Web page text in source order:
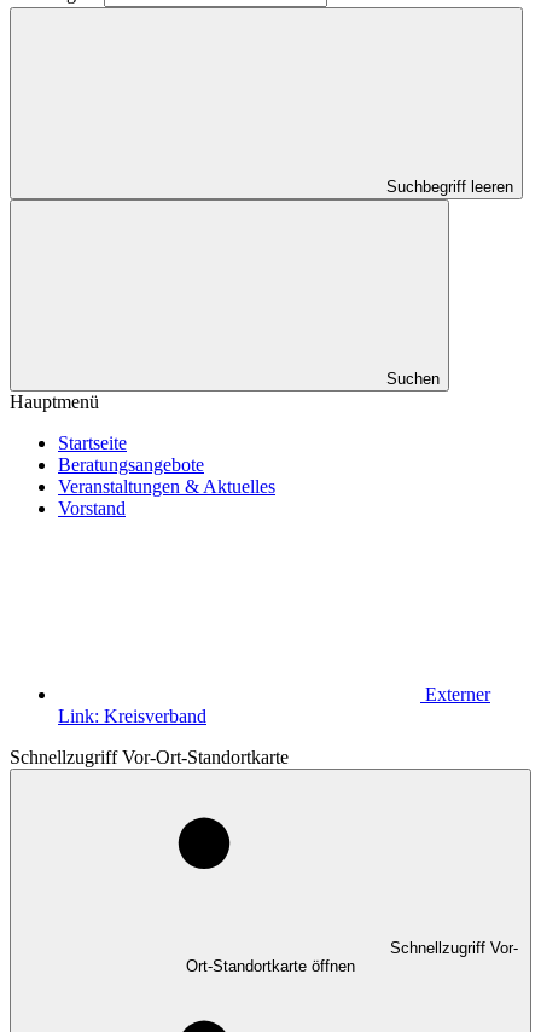
Suchbegriff leeren
Suchen
Hauptmenü
Startseite
Beratungsangebote
Veranstaltungen & Aktuelles
Vorstand
Externer
Link: Kreisverband
Schnellzugriff Vor-Ort-Standortkarte
Schnellzugriff Vor-
Ort-Standortkarte öffnen